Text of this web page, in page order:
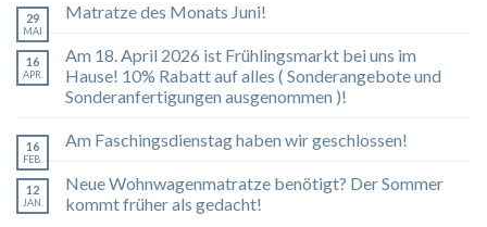
29
MAI
Matratze des Monats Juni!
16
APR.
Am 18. April 2026 ist Frühlingsmarkt bei uns im
Hause! 10% Rabatt auf alles ( Sonderangebote und
Sonderanfertigungen ausgenommen )!
16
FEB.
Am Faschingsdienstag haben wir geschlossen!
12
JAN.
Neue Wohnwagenmatratze benötigt? Der Sommer
kommt früher als gedacht!